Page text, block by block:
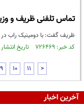
تماس تلفنی ظریف و
ظریف گفت: با دومینیک راب در
کد خبر: ۷۲۶۴۶۹ تاریخ انتشار : ۱۴۰۰/۰۳/۱۴
9 10 11 >
آخرین اخبار